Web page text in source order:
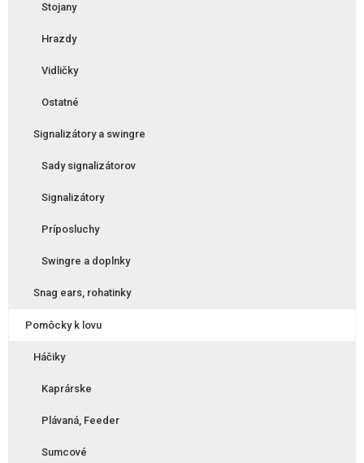
Stojany
Hrazdy
Vidličky
Ostatné
Signalizátory a swingre
Sady signalizátorov
Signalizátory
Príposluchy
Swingre a doplnky
Snag ears, rohatinky
Pomôcky k lovu
Háčiky
Kaprárske
Plávaná, Feeder
Sumcové